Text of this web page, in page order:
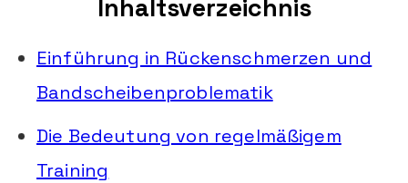
Inhaltsverzeichnis
Einführung in Rückenschmerzen und
Bandscheibenproblematik
Die Bedeutung von regelmäßigem
Training